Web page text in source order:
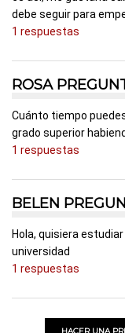
debe seguir para
1 respuestas
ROSA
Cuánto tiempo
grado superior
1 respuestas
BELEN
Hola, quisiera
universidad
1 respuestas